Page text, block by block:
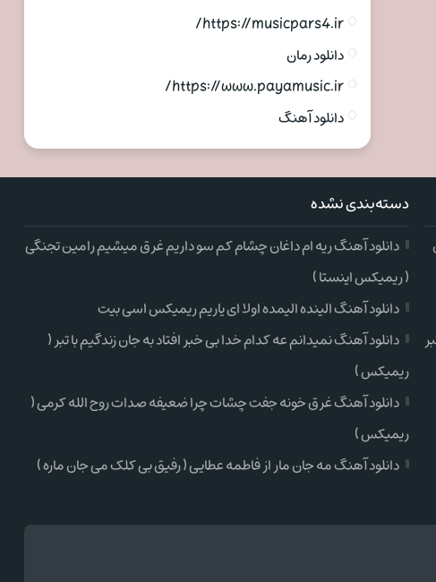
https://musicpars4.ir/
دانلود رمان
https://www.payamusic.ir/
دانلود آهنگ
دسته‌بندی نشده
دانلود آهنگ ریه ام داغان چشام کم سو داریم غرق میشیم رامین تجنگی
( ریمیکس اینستا )
دانلود آهنگ الینده الیمده اولا ای یاریم ریمیکس اسی بیت
دانلود آهنگ نمیدانم عه کدام خدا بی خبر افتاد به جان زندگیم با تبر (
ریمیکس )
دانلود آهنگ غرق خونه جفت چشات چرا ضعیفه صدات روح الله کرمی (
ریمیکس )
دانلود آهنگ مه جان مار از فاطمه عطایی ( رفیق بی کلک می جان ماره )